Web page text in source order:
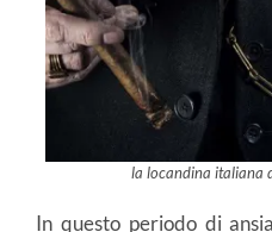
la locandina italiana
In questo periodo di